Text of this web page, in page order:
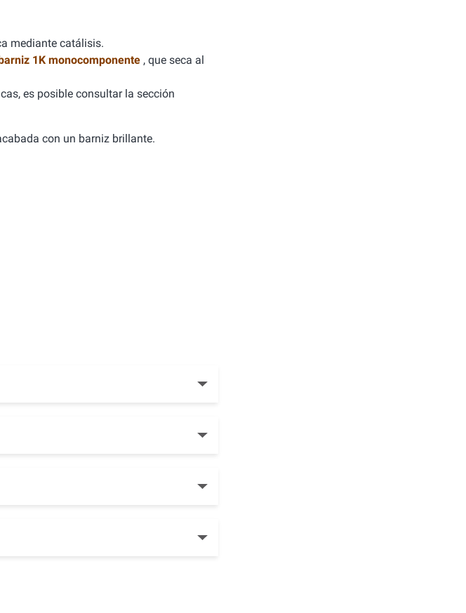
mediante catálisis.
1K monocomponente , que seca al
es posible consultar la sección
con un barniz brillante.